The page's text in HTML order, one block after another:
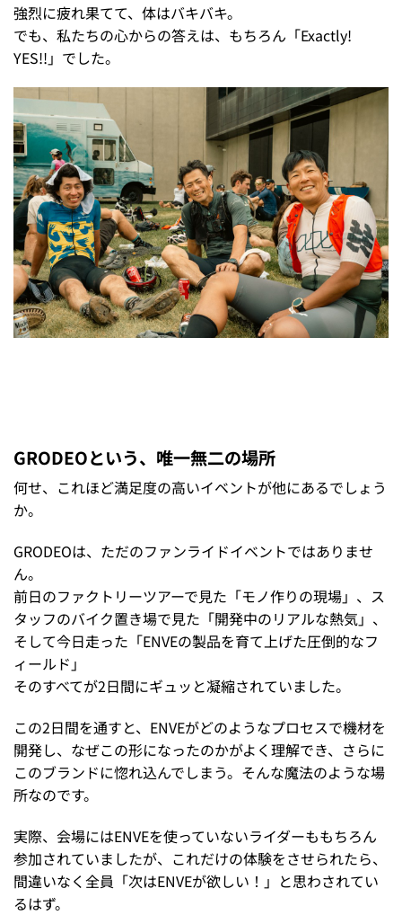
強烈に疲れ果てて、体はバキバキ。
でも、私たちの心からの答えは、もちろん「Exactly!
YES!!」でした。
GRODEOという、唯一無二の場所
何せ、これほど満足度の高いイベントが他にあるでしょう
か。
GRODEOは、ただのファンライドイベントではありませ
ん。
前日のファクトリーツアーで見た「モノ作りの現場」、ス
タッフのバイク置き場で見た「開発中のリアルな熱気」、
そして今日走った「ENVEの製品を育て上げた圧倒的なフ
ィールド」
そのすべてが2日間にギュッと凝縮されていました。
この2日間を通すと、ENVEがどのようなプロセスで機材を
開発し、なぜこの形になったのかがよく理解でき、さらに
このブランドに惚れ込んでしまう。そんな魔法のような場
所なのです。
実際、会場にはENVEを使っていないライダーももちろん
参加されていましたが、これだけの体験をさせられたら、
間違いなく全員「次はENVEが欲しい！」と思わされてい
るはず。